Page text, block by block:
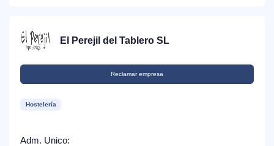
El Perejil del Tablero SL
Reclamar empresa
Hostelería
Adm. Unico: